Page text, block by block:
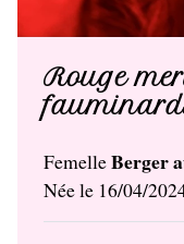
Rouge
FemelleBerger
Née le 16/04/